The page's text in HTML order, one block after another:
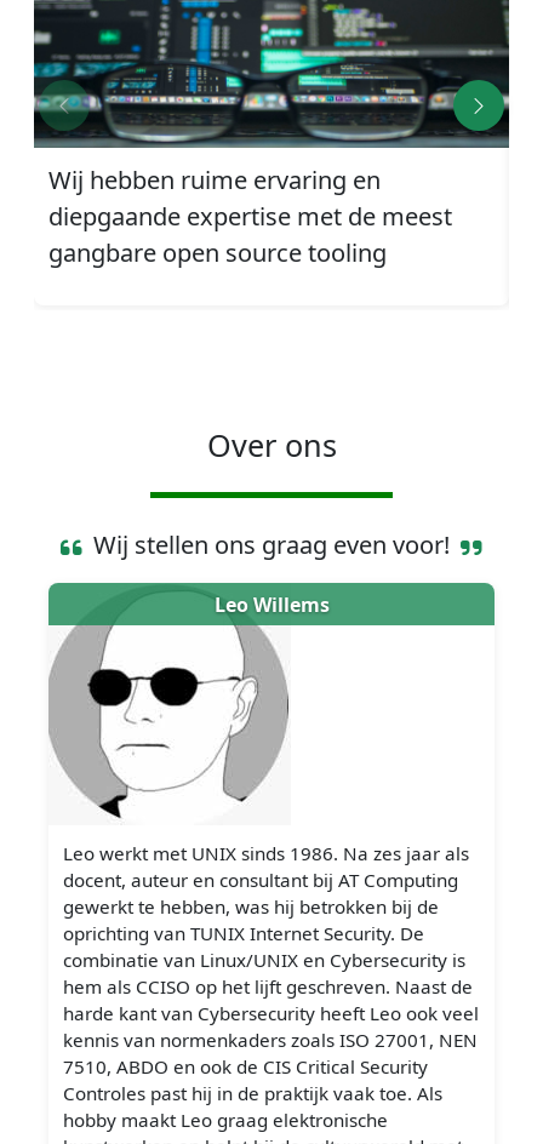
Wij hebben ruime ervaring en
diepgaande expertise met de meest
gangbare open source tooling
Over ons
Wij stellen ons graag even voor!
Leo Willems
Leo werkt met UNIX sinds 1986. Na zes jaar als
docent, auteur en consultant bij AT Computing
gewerkt te hebben, was hij betrokken bij de
oprichting van TUNIX Internet Security. De
combinatie van Linux/UNIX en Cybersecurity is
hem als CCISO op het lijft geschreven. Naast de
harde kant van Cybersecurity heeft Leo ook veel
kennis van normenkaders zoals ISO 27001, NEN
7510, ABDO en ook de CIS Critical Security
Controles past hij in de praktijk vaak toe. Als
hobby maakt Leo graag elektronische